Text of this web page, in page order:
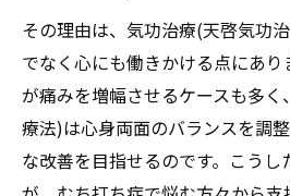
変化とその効果
むち打ち症改善と天啓
性化するクンダリニーの
気功治療(天啓気功治療
功治療や療法で活性化
その理由は、気功治療(天啓気功
でなく心にも働きかける点にあ
が痛みを増幅させるケースも多
療法)は心身両面のバランスを調
な改善を目指せるのです。こう